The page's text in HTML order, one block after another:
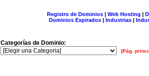
Registro de Dominios| Web Hosting |
Dominios Expirados | Industrias |
Categorías de Dominio:
[Pág.